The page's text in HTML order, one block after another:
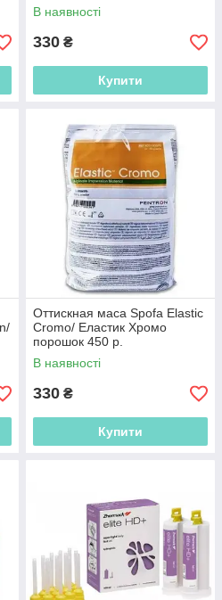
В наявності
330 ₴
Купити
Оттискная маса Spofa Elastic
Cromo/ Еластик Хромо
порошок 450 р.
В наявності
330 ₴
Купити